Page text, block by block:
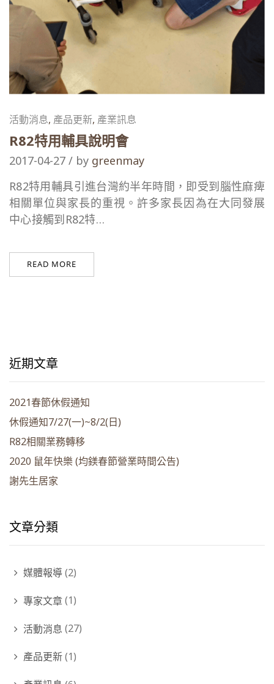
活動消息, 產品更新, 產業訊息
R82特用輔具說明會
2017-04-27 / by greenmay
R82特用輔具引進台灣約半年時間，即受到腦性麻痺
相關單位與家長的重視。許多家長因為在大同發展
中心接觸到R82特…
READ MORE
近期文章
2021春節休假通知
休假通知7/27(一)~8/2(日)
R82相關業務轉移
2020 鼠年快樂 (均鎂春節營業時間公告)
謝先生居家
文章分類
媒體報導(2)
專家文章(1)
活動消息 (27)
產品更新(1)